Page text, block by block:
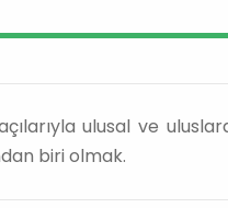
ulusal ve
biri olmak.